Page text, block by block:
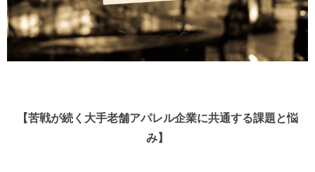
【苦戦が続く大手老舗アパレル企業に共通する課題と悩
み】